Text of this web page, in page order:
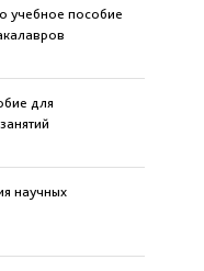
учебное пособие
для
научных